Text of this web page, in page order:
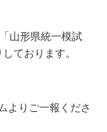
山形県統一模試
ております。
よりご一報くださ